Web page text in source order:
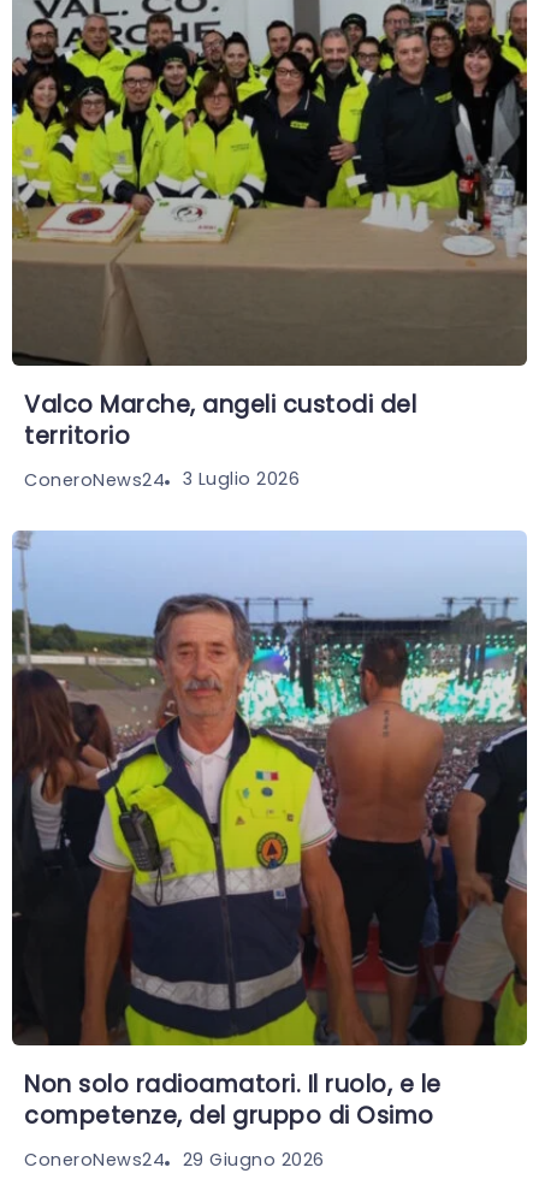
Valco Marche, angeli custodi del
territorio
ConeroNews24 3 Luglio 2026
Non solo radioamatori. Il ruolo, e le
competenze, del gruppo di Osimo
ConeroNews24 29 Giugno 2026